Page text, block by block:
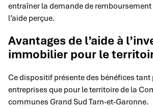
entraîner la demande de
l’aide perçue.
Avantages de l’aide à
immobilier pour le
Ce dispositif présente des bénéfices tant
entreprises que pour le territoire de la
communes Grand Sud Tarn-et-Garonne.